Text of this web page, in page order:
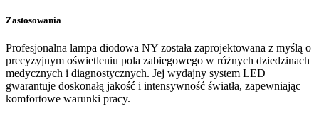
Zastosowania
Profesjonalna lampa diodowa NY została zaprojektowana z myślą o
precyzyjnym oświetleniu pola zabiegowego w różnych dziedzinach
medycznych i diagnostycznych. Jej wydajny system LED
gwarantuje doskonałą jakość i intensywność światła, zapewniając
komfortowe warunki pracy.